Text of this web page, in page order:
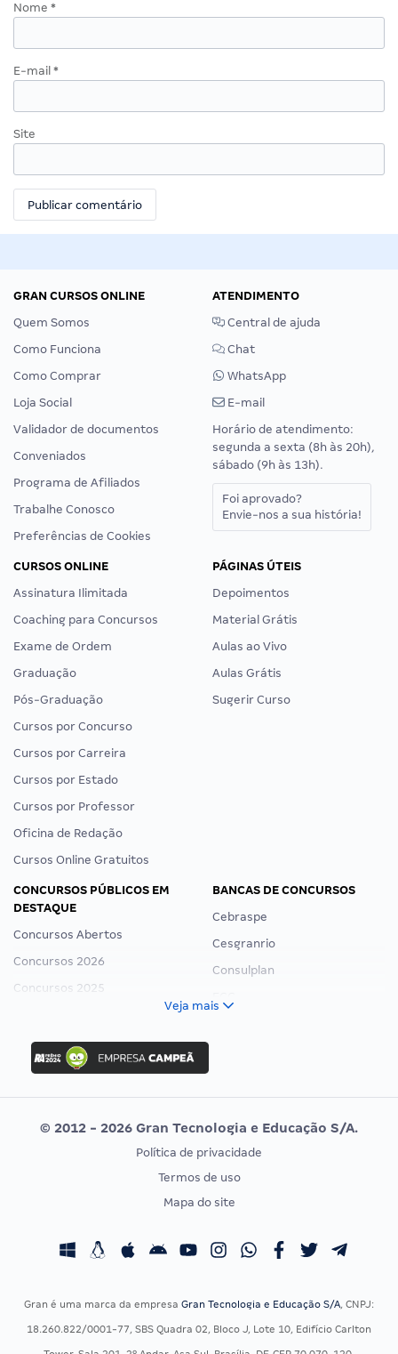
Nome *
E-mail *
Site
GRAN CURSOS ONLINE
Quem Somos
Como Funciona
Como Comprar
Loja Social
Validador de documentos
Conveniados
Programa de Afiliados
Trabalhe Conosco
Preferências de Cookies
ATENDIMENTO
Central de ajuda
Chat
WhatsApp
E-mail
Horário de atendimento:
segunda a sexta (8h às 20h),
sábado (9h às 13h).
Foi aprovado?
Envie-nos a sua história!
CURSOS ONLINE
Assinatura Ilimitada
Coaching para Concursos
Exame de Ordem
Graduação
Pós-Graduação
Cursos por Concurso
Cursos por Carreira
Cursos por Estado
Cursos por Professor
Oficina de Redação
Cursos Online Gratuitos
PÁGINAS ÚTEIS
Depoimentos
Material Grátis
Aulas ao Vivo
Aulas Grátis
Sugerir Curso
CONCURSOS PÚBLICOS EM
DESTAQUE
Concursos Abertos
Concursos 2026
Concursos 2025
Concurso Ibama
Concurso MPU
Editais publicados
BANCAS DE CONCURSOS
Cebraspe
Cesgranrio
Consulplan
Vunesp
CONCURSOS POR PROFISSÃO
Concursos Fiscais
Concursos Saúde
EXAME DE ORDEM
Calendário OAB
Veja mais
© 2012 - 2026 Gran Tecnologia e Educação S/A.
Política de privacidade
Termos de uso
Mapa do site
Gran é uma marca da empresa Gran Tecnologia e Educação S/A, CNPJ:
18.260.822/0001-77, SBS Quadra 02, Bloco J, Lote 10, Edifício Carlton